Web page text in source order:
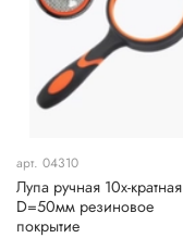
арт. 04310
Лупа ручная 10х-кратная
D=50мм резиновое
покрытие